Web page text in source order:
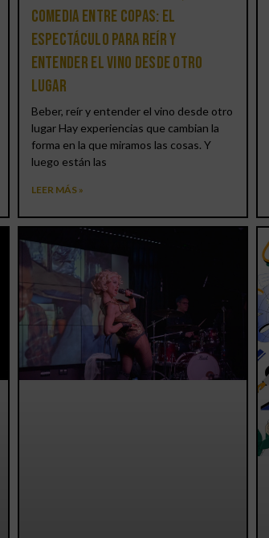
comedia entre copas: el
espectáculo para reír y
entender el vino desde otro
lugar
Beber, reír y entender el vino desde otro
lugar Hay experiencias que cambian la
forma en la que miramos las cosas. Y
luego están las
LEER MÁS »